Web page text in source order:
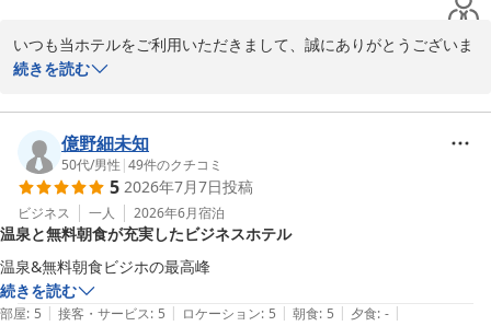
いつも当ホテルをご利用いただきまして、誠にありがとうございま
す。
常連のお客様に大変嬉しいご感想をいただき光栄です。
朝食にご満足いただけたご様子を伺い、スタッフ一同大変感激して
おります。
地味なご飯ですがなるべく手づくりを目指して頑張っております。
またのお越しを当ホテルにて心よりお待ちしております。
ホテル 昭和＜山梨県＞
2026-07-13
続きを読む
億野細未知
50代/男性 |49件のクチコミ
5 2026年7月7日投稿
ビジネス 一人 2026年6月宿泊
温泉と無料朝食が充実したビジネスホテル
続きを読む
部屋: 5 | 接客・サービス: 5 | ロケーション: 5 | 朝食: 5 | 夕食: - |